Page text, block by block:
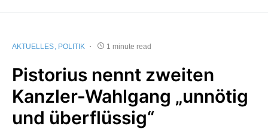
AKTUELLES POLITIK 1 minute read
Pistorius nennt zweiten
Kanzler-Wahlgang „unnötig
und überflüssig“